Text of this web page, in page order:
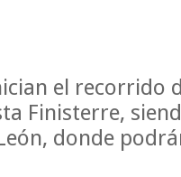
el recorrido
Finisterre,
donde